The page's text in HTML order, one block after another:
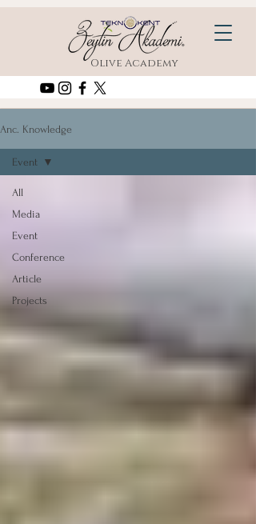
Olive Academy
Anc. Knowledge
All
Media
Event
Conference
Article
Projects
Event